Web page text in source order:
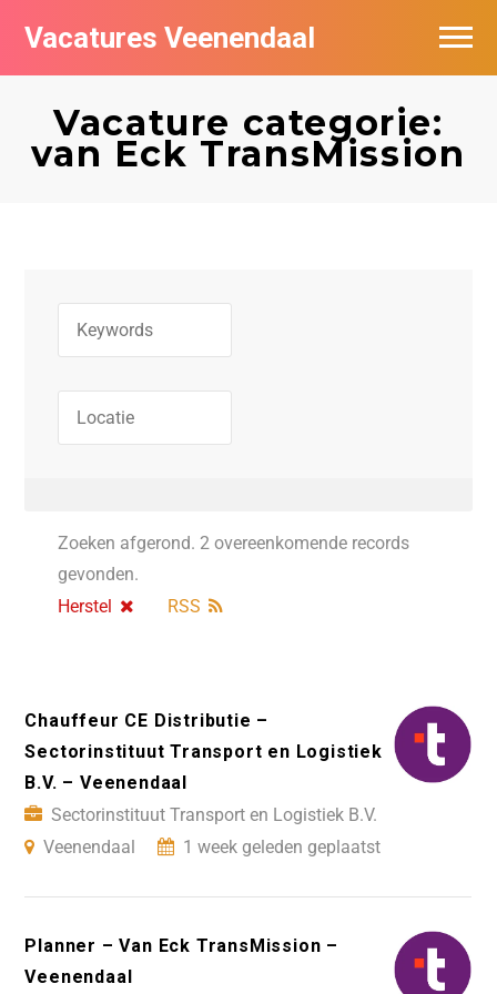
Vacatures Veenendaal
Vacature categorie:
van Eck TransMission
Zoeken afgerond. 2 overeenkomende records
gevonden.
Herstel
RSS
Chauffeur CE Distributie –
Sectorinstituut Transport en Logistiek
B.V. – Veenendaal
Sectorinstituut Transport en Logistiek B.V.
Veenendaal
1 week geleden geplaatst
Planner – Van Eck TransMission –
Veenendaal
Vacatures per bedrijf in Veendaal